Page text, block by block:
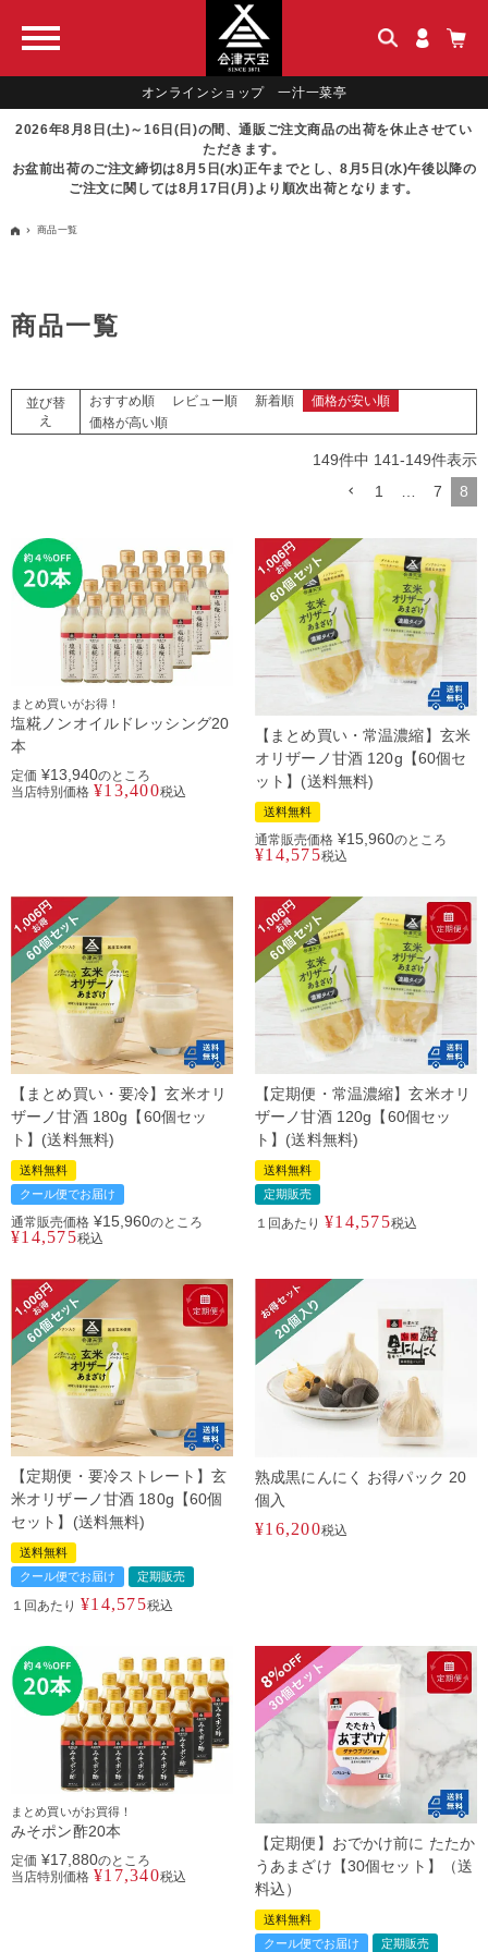
オンラインショップ 一汁一菜亭
2026年8月8日(土)～16日(日)の間、通販ご注文商品の出荷を休止させてい
ただきます。
お盆前出荷のご注文締切は8月5日(水)正午までとし、8月5日(水)午後以降の
ご注文に関しては8月17日(月)より順次出荷となります。
商品一覧
商品一覧
並び替
え
おすすめ順 レビュー順 新着順
価格が安い順
価格が高い順
149件中 141-149件表示
1
7 8
まとめ買いがお得！
塩糀ノンオイルドレッシング20
本
定価 ¥13,940のところ
当店特別価格 ¥13,400税込
【まとめ買い・常温濃縮】玄米
オリザーノ甘酒 120g【60個セ
ット】(送料無料)
送料無料
通常販売価格 ¥15,960のところ
¥14,575税込
【まとめ買い・要冷】玄米オリ
ザーノ甘酒 180g【60個セッ
ト】(送料無料)
送料無料
クール便でお届け
通常販売価格 ¥15,960のところ
¥14,575税込
【定期便・常温濃縮】玄米オリ
ザーノ甘酒 120g【60個セッ
ト】(送料無料)
送料無料
定期販売
１回あたり ¥14,575税込
【定期便・要冷ストレート】玄
米オリザーノ甘酒 180g【60個
セット】(送料無料)
送料無料
クール便でお届け
定期販売
１回あたり ¥14,575税込
熟成黒にんにく お得パック 20
個入
¥16,200税込
まとめ買いがお買得！
みそポン酢20本
定価 ¥17,880のところ
当店特別価格 ¥17,340税込
【定期便】おでかけ前に たたか
うあまざけ【30個セット】（送
料込）
送料無料
クール便でお届け
定期販売